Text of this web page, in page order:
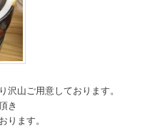
沢山ご用意しております。
き
ります。